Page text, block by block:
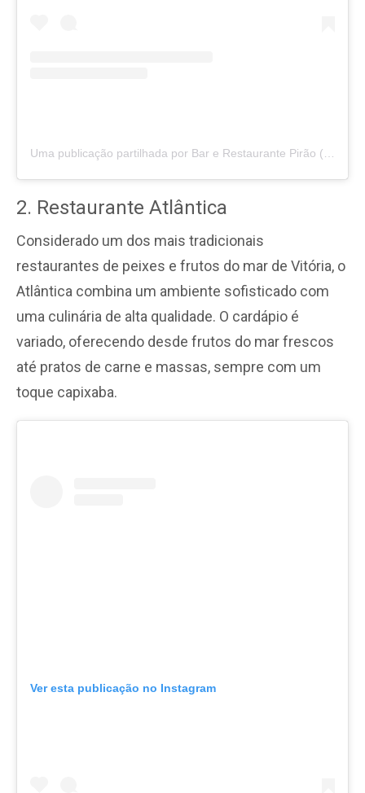
2. Restaurante Atlântica
Considerado um dos mais tradicionais
restaurantes de peixes e frutos do mar de Vitória, o
Atlântica combina um ambiente sofisticado com
uma culinária de alta qualidade. O cardápio é
variado, oferecendo desde frutos do mar frescos
até pratos de carne e massas, sempre com um
toque capixaba.
Ver esta publicação no Instagram